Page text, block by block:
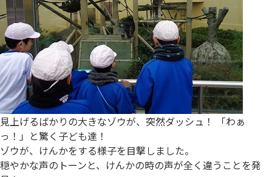
見上げるばかりの大きなゾウが、突然ダッシュ！ 「わぁ
っ！」と驚く子ども達！
ゾウが、けんかをする様子を目撃しました。
穏やかな声のトーンと、けんかの時の声が全く違うことを発